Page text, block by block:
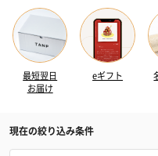
最短翌日
お届け
eギフト
現在の絞り込み条件